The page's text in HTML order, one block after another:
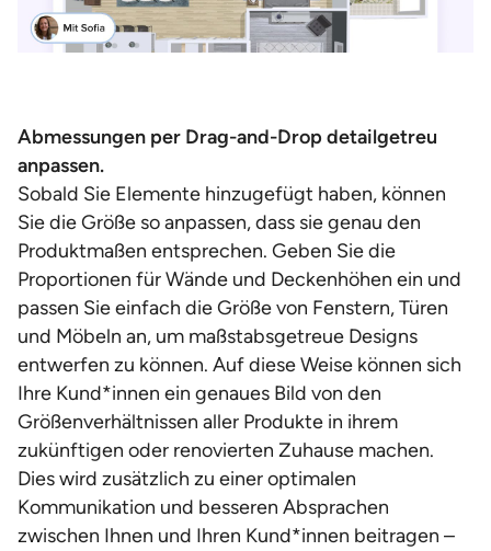
Abmessungen per Drag-and-Drop detailgetreu
anpassen.
Sobald Sie Elemente hinzugefügt haben, können
Sie die Größe so anpassen, dass sie genau den
Produktmaßen entsprechen. Geben Sie die
Proportionen für Wände und Deckenhöhen ein und
passen Sie einfach die Größe von Fenstern, Türen
und Möbeln an, um maßstabsgetreue Designs
entwerfen zu können. Auf diese Weise können sich
Ihre Kund*innen ein genaues Bild von den
Größenverhältnissen aller Produkte in ihrem
zukünftigen oder renovierten Zuhause machen.
Dies wird zusätzlich zu einer optimalen
Kommunikation und besseren Absprachen
zwischen Ihnen und Ihren Kund*innen beitragen –